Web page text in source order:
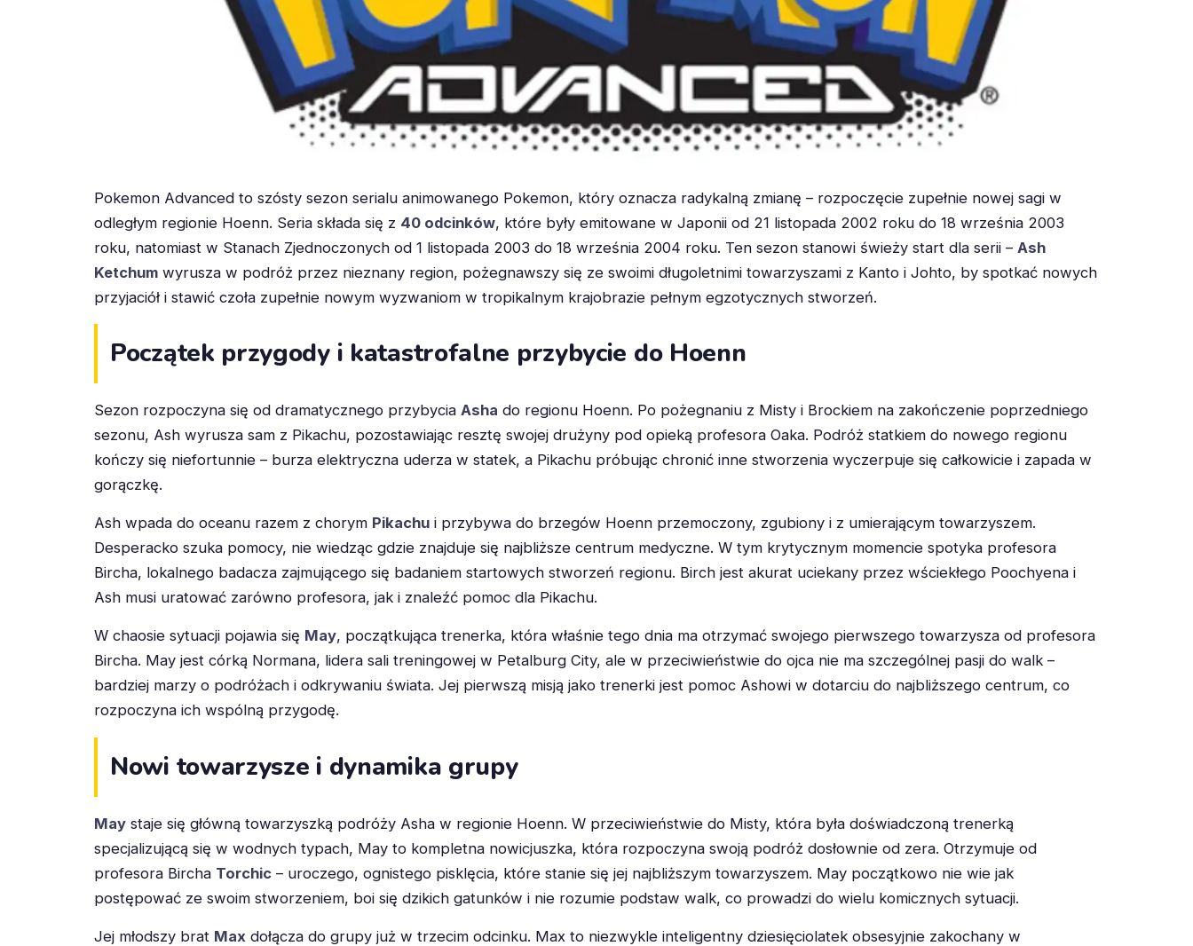
Pokemon Advanced to szósty sezon serialu animowanego Pokemon, który oznacza radykalną zmianę – rozpoczęcie zupełnie nowej sagi w
odległym regionie Hoenn. Seria składa się z 40 odcinków, które były emitowane w Japonii od 21 listopada 2002 roku do 18 września 2003
roku, natomiast w Stanach Zjednoczonych od 1 listopada 2003 do 18 września 2004 roku. Ten sezon stanowi świeży start dla serii – Ash
Ketchum wyrusza w podróż przez nieznany region, pożegnawszy się ze swoimi długoletnimi towarzyszami z Kanto i Johto, by spotkać nowych
przyjaciół i stawić czoła zupełnie nowym wyzwaniom w tropikalnym krajobrazie pełnym egzotycznych stworzeń.
Początek przygody i katastrofalne przybycie do Hoenn
Sezon rozpoczyna się od dramatycznego przybycia Asha do regionu Hoenn. Po pożegnaniu z Misty i Brockiem na zakończenie poprzedniego
sezonu, Ash wyrusza sam z Pikachu, pozostawiając resztę swojej drużyny pod opieką profesora Oaka. Podróż statkiem do nowego regionu
kończy się niefortunnie – burza elektryczna uderza w statek, a Pikachu próbując chronić inne stworzenia wyczerpuje się całkowicie i zapada w
gorączkę.
Ash wpada do oceanu razem z chorym Pikachu i przybywa do brzegów Hoenn przemoczony, zgubiony i z umierającym towarzyszem.
Desperacko szuka pomocy, nie wiedząc gdzie znajduje się najbliższe centrum medyczne. W tym krytycznym momencie spotyka profesora
Bircha, lokalnego badacza zajmującego się badaniem startowych stworzeń regionu. Birch jest akurat uciekany przez wściekłego Poochyena i
Ash musi uratować zarówno profesora, jak i znaleźć pomoc dla Pikachu.
W chaosie sytuacji pojawia się May, początkująca trenerka, która właśnie tego dnia ma otrzymać swojego pierwszego towarzysza od profesora
Bircha. May jest córką Normana, lidera sali treningowej w Petalburg City, ale w przeciwieństwie do ojca nie ma szczególnej pasji do walk –
bardziej marzy o podróżach i odkrywaniu świata. Jej pierwszą misją jako trenerki jest pomoc Ashowi w dotarciu do najbliższego centrum, co
rozpoczyna ich wspólną przygodę.
Nowi towarzysze i dynamika grupy
May staje się główną towarzyszką podróży Asha w regionie Hoenn. W przeciwieństwie do Misty, która była doświadczoną trenerką
specjalizującą się w wodnych typach, May to kompletna nowicjuszka, która rozpoczyna swoją podróż dosłownie od zera. Otrzymuje od
profesora Bircha Torchic – uroczego, ognistego pisklęcia, które stanie się jej najbliższym towarzyszem. May początkowo nie wie jak
postępować ze swoim stworzeniem, boi się dzikich gatunków i nie rozumie podstaw walk, co prowadzi do wielu komicznych sytuacji.
Jej młodszy brat Max dołącza do grupy już w trzecim odcinku. Max to niezwykle inteligentny dziesięciolatek obsesyjnie zakochany w